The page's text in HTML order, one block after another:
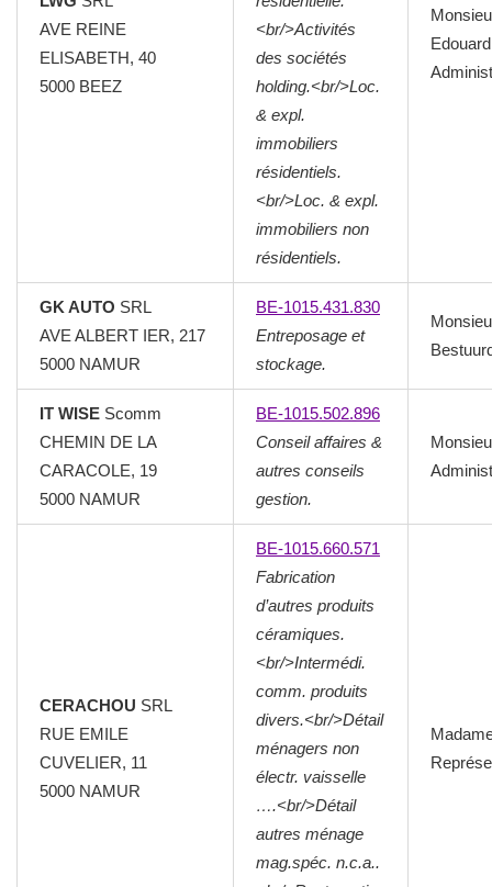
AVE REINE
ELISABETH, 40
5000 BEEZ
<br/>Activités
des sociétés
holding.<br/>Loc.
& expl.
immobiliers
résidentiels.
<br/>Loc. & expl.
immobiliers non
résidentiels.
Edouard
GK AUTO SRL
AVE ALBERT IER, 217
5000 NAMUR
BE-1015.431.830
Entreposage et
stockage.
IT WISE Scomm
CHEMIN DE LA
CARACOLE, 19
5000 NAMUR
BE-1015.502.896
Conseil affaires &
autres conseils
gestion.
CERACHOU SRL
RUE EMILE
CUVELIER, 11
5000 NAMUR
BE-1015.660.571
Fabrication
d’autres produits
céramiques.
<br/>Intermédi.
comm. produits
divers.<br/>Détail
ménagers non
électr. vaisselle
….<br/>Détail
autres ménage
mag.spéc. n.c.a..